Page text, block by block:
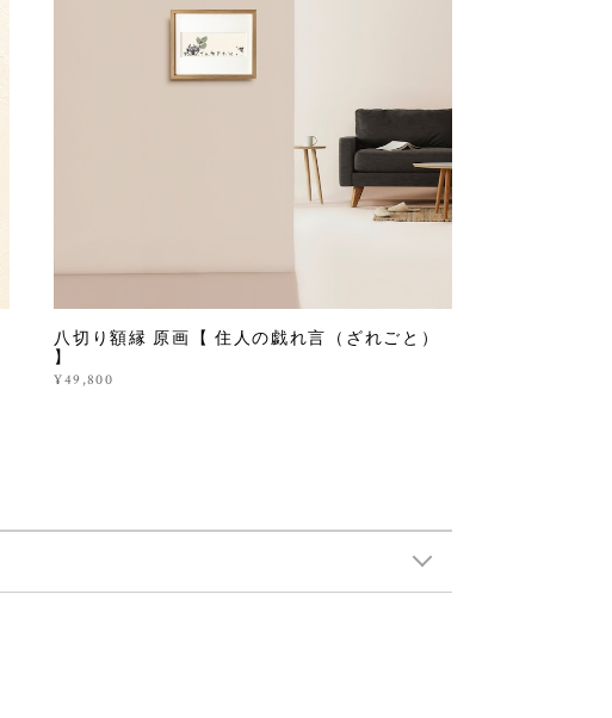
八切り額縁 原画【 住人の戯れ言（ざれごと）
】
¥49,800